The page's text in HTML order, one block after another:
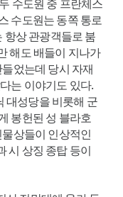
수도원 중 프란체스
수도원는 동쪽 통로
항상 관광객들로 붐
해도 배들이 지나가
었는데 당시 자재
는 이야기도 있다.
대성당을 비롯해 군
봉헌된 성 블라호
상들이 인상적인
시 상징 종탑 등이